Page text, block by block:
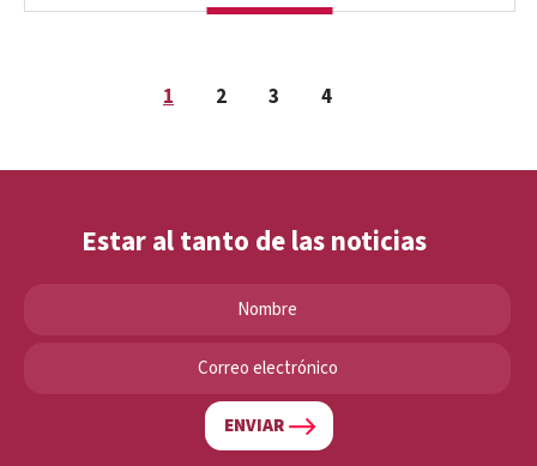
1 2 3 4
Estar al tanto de las noticias
ENVIAR